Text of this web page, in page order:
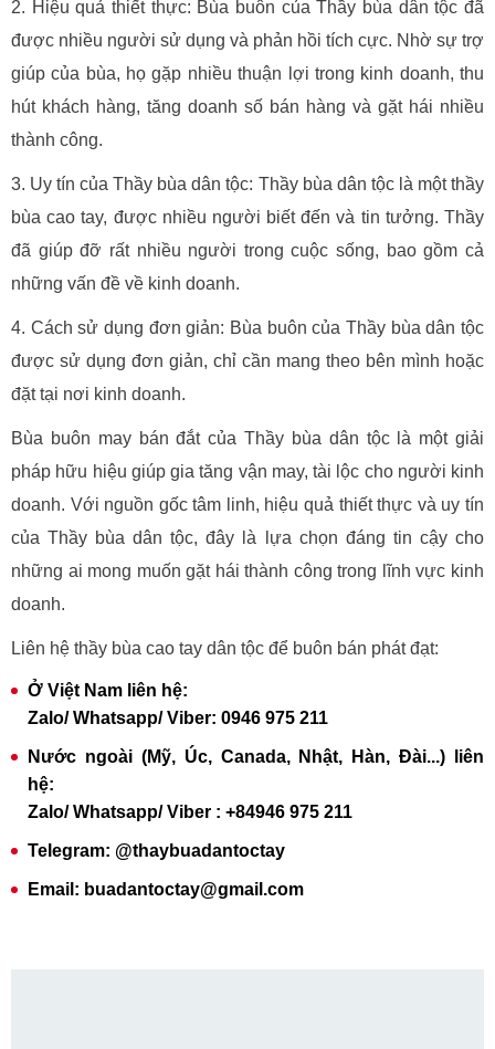
2. Hiệu quả thiết thực: Bùa buôn của Thầy bùa dân tộc đã
được nhiều người sử dụng và phản hồi tích cực. Nhờ sự trợ
giúp của bùa, họ gặp nhiều thuận lợi trong kinh doanh, thu
hút khách hàng, tăng doanh số bán hàng và gặt hái nhiều
thành công.
3. Uy tín của Thầy bùa dân tộc: Thầy bùa dân tộc là một thầy
bùa cao tay, được nhiều người biết đến và tin tưởng. Thầy
đã giúp đỡ rất nhiều người trong cuộc sống, bao gồm cả
những vấn đề về kinh doanh.
4. Cách sử dụng đơn giản: Bùa buôn của Thầy bùa dân tộc
được sử dụng đơn giản, chỉ cần mang theo bên mình hoặc
đặt tại nơi kinh doanh.
Bùa buôn may bán đắt của Thầy bùa dân tộc là một giải
pháp hữu hiệu giúp gia tăng vận may, tài lộc cho người kinh
doanh. Với nguồn gốc tâm linh, hiệu quả thiết thực và uy tín
của Thầy bùa dân tộc, đây là lựa chọn đáng tin cậy cho
những ai mong muốn gặt hái thành công trong lĩnh vực kinh
doanh.
Liên hệ thầy bùa cao tay dân tộc để buôn bán phát đạt:
Ở Việt Nam liên hệ:
Zalo/ Whatsapp/ Viber: 0946 975 211
Nước ngoài (Mỹ, Úc, Canada, Nhật, Hàn, Đài...) liên
hệ:
Zalo/ Whatsapp/ Viber : +84946 975 211
Telegram: @thaybuadantoctay
Email: buadantoctay@gmail.com